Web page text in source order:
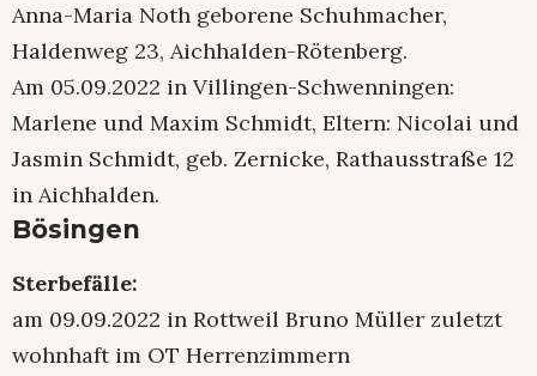
Anna-Maria Noth geborene Schuhmacher,
Haldenweg 23, Aichhalden-Rötenberg.
Am 05.09.2022 in Villingen-Schwenningen:
Marlene und Maxim Schmidt, Eltern: Nicolai und
Jasmin Schmidt, geb. Zernicke, Rathausstraße 12
in Aichhalden.
Bösingen
Sterbefälle:
am 09.09.2022 in Rottweil Bruno Müller zuletzt
wohnhaft im OT Herrenzimmern